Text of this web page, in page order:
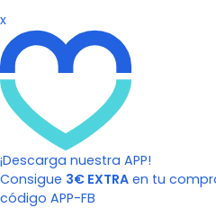
x
¡Descarga nuestra APP!
Consigue 3€ EXTRA en tu
código APP-FB